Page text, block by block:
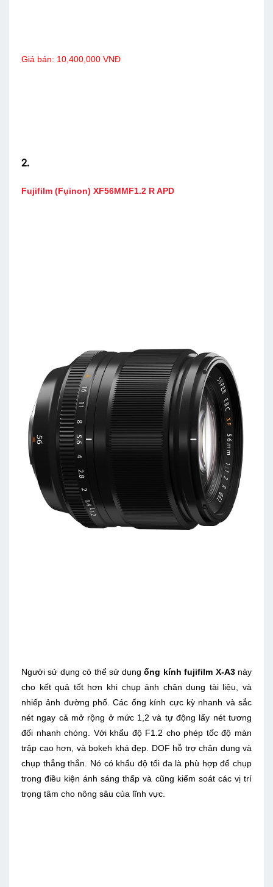
Giá bán: 10,400,000 VNĐ
2.
Fujifilm (Fụinon) XF56MMF1.2 R APD
Người sử dụng có thể sử dụngống kính fujifilm X-A3này
cho kết quả tốt hơn khi chụp ảnh chân dung tài liệu, và
nhiếp ảnh đường phố. Các ống kính cực kỳ nhanh và sắc
nét ngay cả mở rộng ở mức 1,2 và tự động lấy nét tương
đối nhanh chóng. Với khẩu độ F1.2 cho phép tốc độ màn
trập cao hơn, và bokeh khá đẹp. DOF hỗ trợ chân dung và
chụp thẳng thắn. Nó có khẩu độ tối đa là phù hợp để chụp
trong điều kiện ánh sáng thấp và cũng kiểm soát các vị trí
trọng tâm cho nông sâu của lĩnh vực.